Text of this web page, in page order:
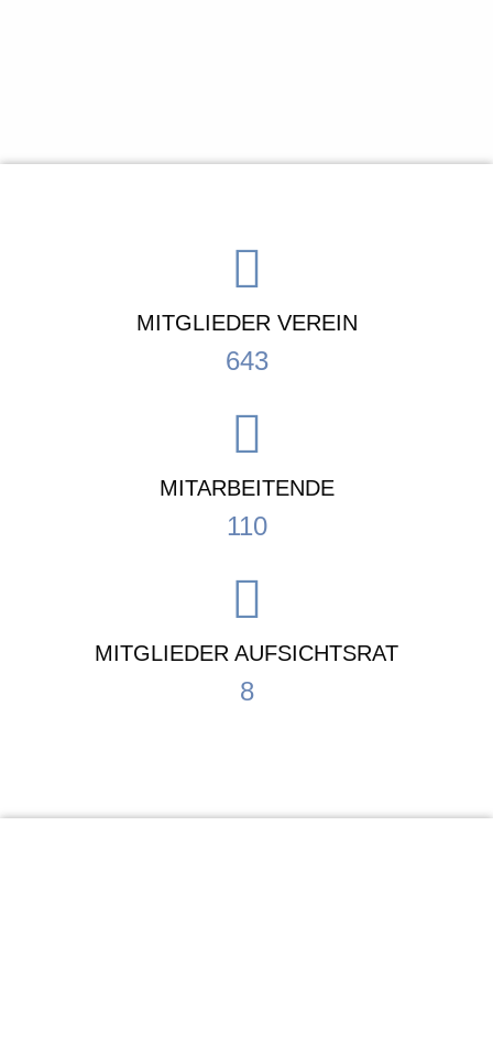
MITGLIEDER VEREIN
643
MITARBEITENDE
110
MITGLIEDER AUFSICHTSRAT
8